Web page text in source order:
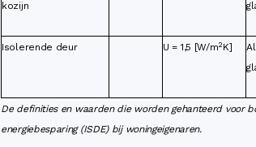
kozijn
Isolerende deur U = 1,5 [W/m2 K]
De definities en waarden die worden gehanteerd voor
energiebesparing (ISDE) bij woningeigenaren.